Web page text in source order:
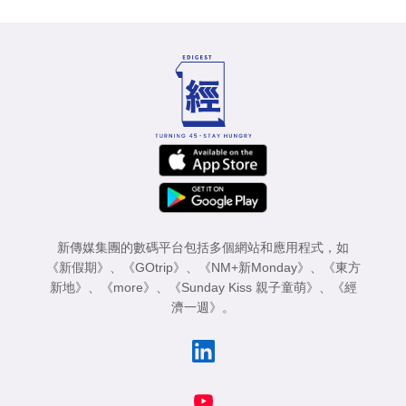
新傳媒集團的數碼平台包括多個網站和應用程式，如
《新假期》 、 《GOtrip》 、 《NM+新Monday》 、
《東方
新地》 、 《more》 、 《Sunday Kiss 親子童萌》 、
《經
濟一週》 。